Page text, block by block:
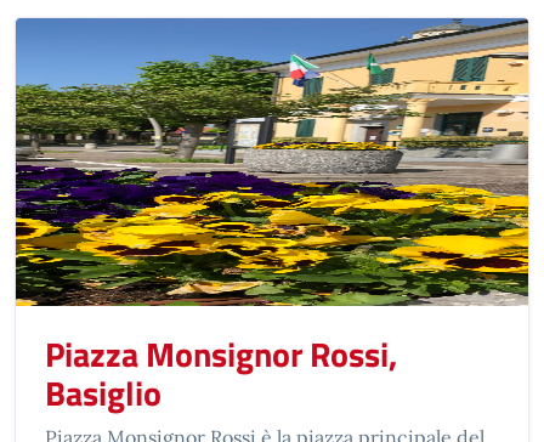
Piazza Monsignor Rossi,
Basiglio